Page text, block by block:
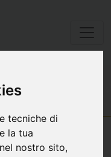
tecniche di
la tua
nostro sito,